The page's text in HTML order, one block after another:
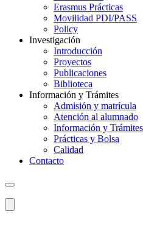
Erasmus Prácticas
Movilidad PDI/PASS
Policy
Investigación
Introducción
Proyectos
Publicaciones
Biblioteca
Información y Trámites
Admisión y matrícula
Atención al alumnado
Información y Trámites
Prácticas y Bolsa
Calidad
Contacto